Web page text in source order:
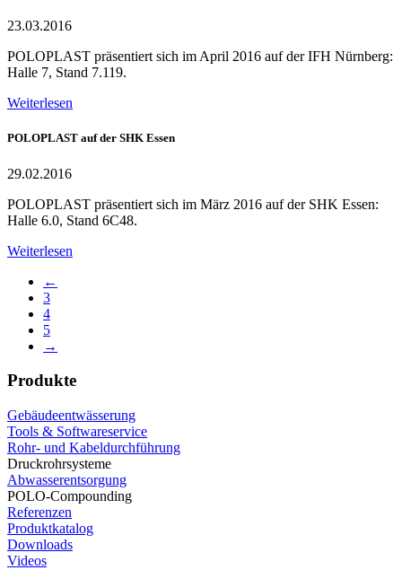
23.03.2016
POLOPLAST präsentiert sich im April 2016 auf der IFH Nürnberg:
Halle 7, Stand 7.119.
Weiterlesen
POLOPLAST auf der SHK Essen
29.02.2016
POLOPLAST präsentiert sich im März 2016 auf der SHK Essen:
Halle 6.0, Stand 6C48.
Weiterlesen
←
3
4
5
→
Produkte
Gebäudeentwässerung
Tools & Softwareservice
Rohr- und Kabeldurchführung
Druckrohrsysteme
Abwasserentsorgung
POLO-Compounding
Referenzen
Produktkatalog
Downloads
Videos